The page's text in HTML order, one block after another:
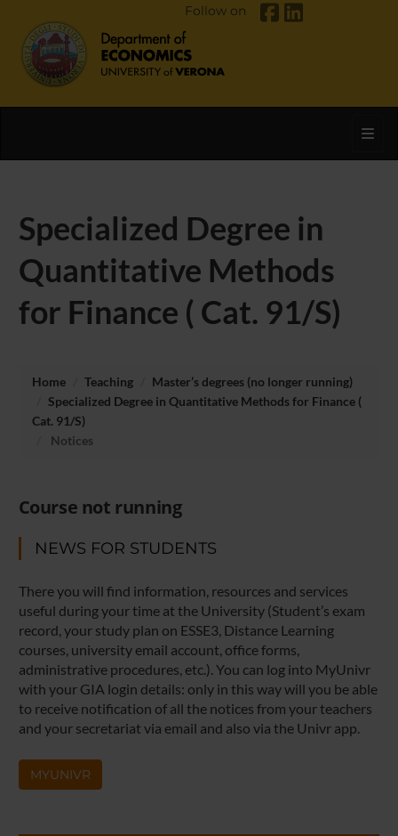
Follow on
Specialized Degree in
Quantitative Methods
for Finance ( Cat. 91/S)
Home Teaching
Master’s degrees (no longer running)
Specialized Degree in Quantitative Methods for Finance (
Cat. 91/S)
Notices
Course not running
NEWS FOR STUDENTS
There you will find information, resources and services
useful during your time at the University (Student’s exam
record, your study plan on ESSE3, Distance Learning
courses, university email account, office forms,
administrative procedures, etc.). You can log into MyUnivr
with your GIA login details: only in this way will you be able
to receive notification of all the notices from your teachers
and your secretariat via email and also via the Univr app.
MYUNIVR